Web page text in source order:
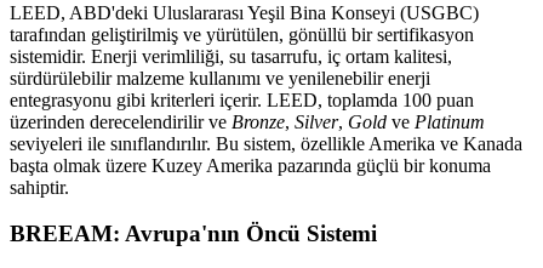
LEED, ABD'deki Uluslararası Yeşil Bina Konseyi (USGBC)
tarafından geliştirilmiş ve yürütülen, gönüllü bir sertifikasyon
sistemidir. Enerji verimliliği, su tasarrufu, iç ortam kalitesi,
sürdürülebilir malzeme kullanımı ve yenilenebilir enerji
entegrasyonu gibi kriterleri içerir. LEED, toplamda 100 puan
üzerinden derecelendirilir ve Bronze, Silver, Gold ve Platinum
seviyeleri ile sınıflandırılır. Bu sistem, özellikle Amerika ve Kanada
başta olmak üzere Kuzey Amerika pazarında güçlü bir konuma
sahiptir.
BREEAM: Avrupa'nın Öncü Sistemi